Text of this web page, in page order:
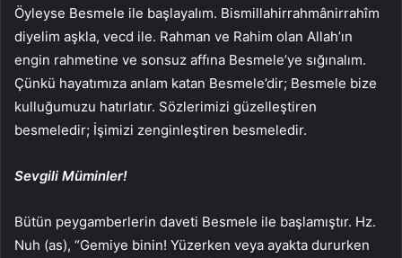
Öyleyse Besmele ile başlayalım. Bismillahirrahmânirrahîm
diyelim aşkla, vecd ile. Rahman ve Rahim olan Allah’ın
engin rahmetine ve sonsuz affına Besmele’ye sığınalım.
Çünkü hayatımıza anlam katan Besmele’dir; Besmele bize
kulluğumuzu hatırlatır. Sözlerimizi güzelleştiren
besmeledir; İşimizi zenginleştiren besmeledir.
Sevgili Müminler!
Bütün peygamberlerin daveti Besmele ile başlamıştır. Hz.
Nuh (as), “Gemiye binin! Yüzerken veya ayakta dururken